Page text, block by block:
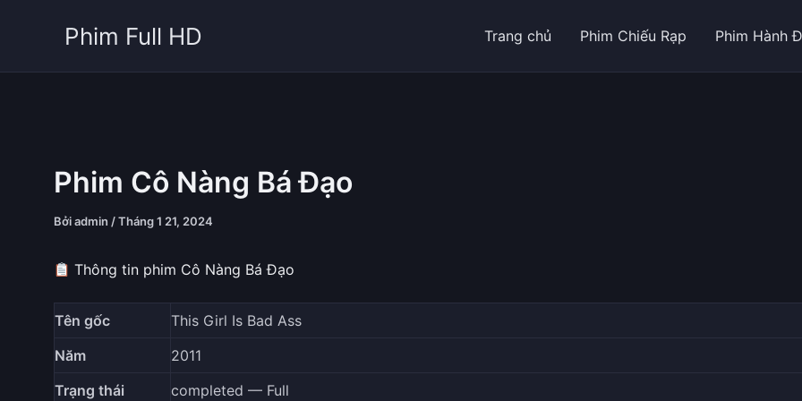
Phim Full HD Trang chủ Phim Chiếu Rạp Phim Hành
Phim Cô Nàng Bá Đạo
Bởiadmin /Tháng 1 21, 2024
Thông tin phim Cô Nàng Bá Đạo
Tên gốc
This Girl Is Bad Ass
Năm
2011
Trạng thái
completed — Full